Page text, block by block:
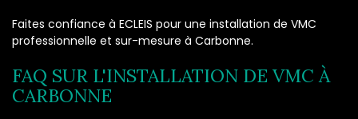
Faites confiance à ECLEIS pour une installation de VMC
professionnelle et sur-mesure à Carbonne.
FAQ SUR L'INSTALLATION DE VMC À
CARBONNE